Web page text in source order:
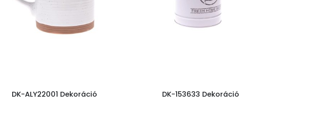
DK-ALY22001 Dekoráció DK-153633 Dekoráció